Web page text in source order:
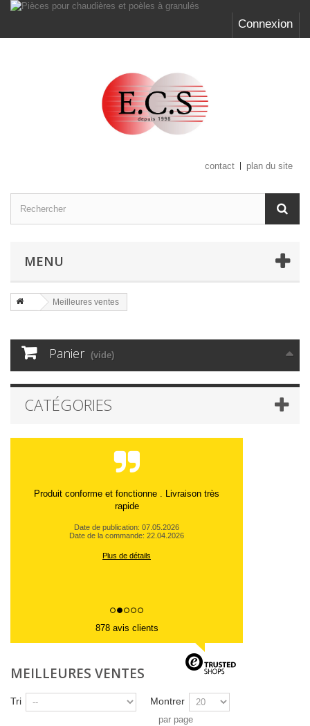
Connexion
contact plan du site
MENU
Meilleures ventes
Panier (vide)
CATÉGORIES
Produit conforme et fonctionne . Livraison très
rapide
Date de publication: 07.05.2026
Date de la commande: 22.04.2026
Plus de détails
878 avis clients
MEILLEURES VENTES
Tri Montrer
par page